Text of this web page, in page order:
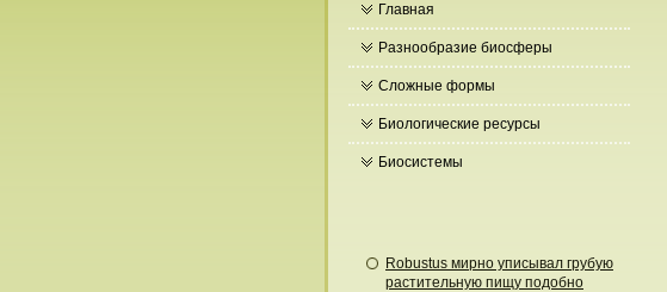
Главная
Разнообразие биосферы
Сложные формы
Биологические ресурсы
Биосистемы
Robustus мирно уписывал грубую
растительную пищу подобно